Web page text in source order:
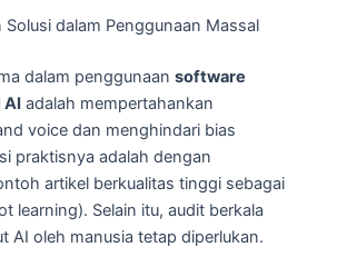
dalam Penggunaan Massal
dalam penggunaan software
AI adalah mempertahankan
voice dan menghindari bias
praktisnya adalah dengan
artikel berkualitas tinggi sebagai
learning). Selain itu, audit berkala
AI oleh manusia tetap diperlukan.